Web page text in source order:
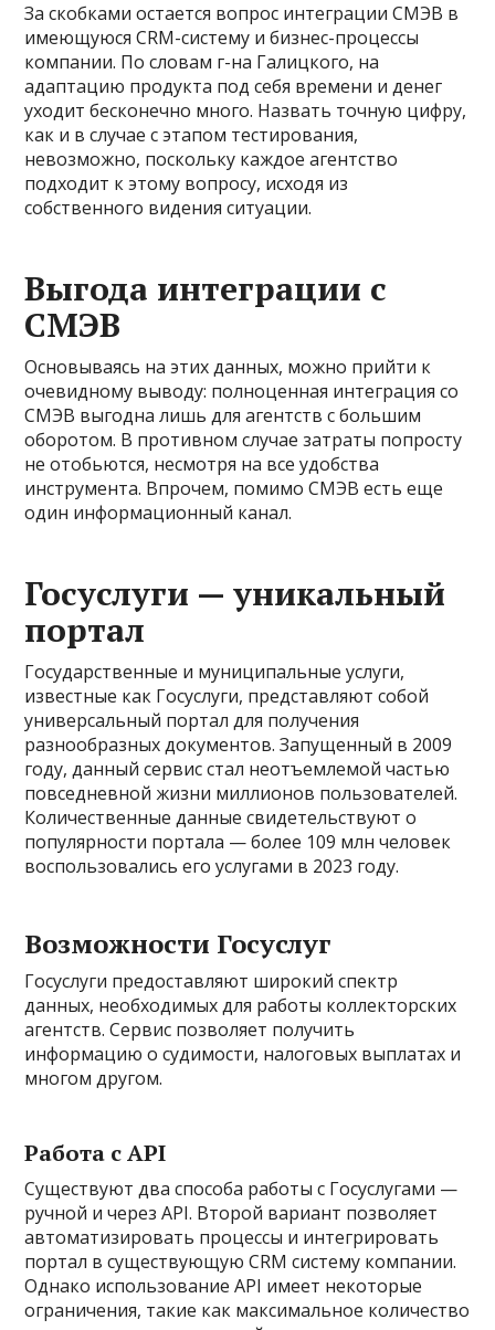
За скобками остается вопрос интеграции СМЭВ в
имеющуюся CRM-систему и бизнес-процессы
компании. По словам г-на Галицкого, на
адаптацию продукта под себя времени и денег
уходит бесконечно много. Назвать точную цифру,
как и в случае с этапом тестирования,
невозможно, поскольку каждое агентство
подходит к этому вопросу, исходя из
собственного видения ситуации.
Выгода интеграции с
СМЭВ
Основываясь на этих данных, можно прийти к
очевидному выводу: полноценная интеграция со
СМЭВ выгодна лишь для агентств с большим
оборотом. В противном случае затраты попросту
не отобьются, несмотря на все удобства
инструмента. Впрочем, помимо СМЭВ есть еще
один информационный канал.
Госуслуги — уникальный
портал
Государственные и муниципальные услуги,
известные как Госуслуги, представляют собой
универсальный портал для получения
разнообразных документов. Запущенный в 2009
году, данный сервис стал неотъемлемой частью
повседневной жизни миллионов пользователей.
Количественные данные свидетельствуют о
популярности портала — более 109 млн человек
воспользовались его услугами в 2023 году.
Возможности Госуслуг
Госуслуги предоставляют широкий спектр
данных, необходимых для работы коллекторских
агентств. Сервис позволяет получить
информацию о судимости, налоговых выплатах и
многом другом.
Работа с API
Существуют два способа работы с Госуслугами —
ручной и через API. Второй вариант позволяет
автоматизировать процессы и интегрировать
портал в существующую CRM систему компании.
Однако использование API имеет некоторые
ограничения, такие как максимальное количество